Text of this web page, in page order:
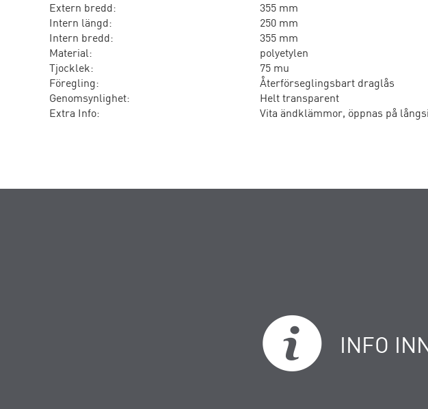
Extern bredd:
355 mm
Intern längd:
250 mm
Intern bredd:
355 mm
Material:
polyetylen
Tjocklek:
75 mu
Föregling:
Återförseglingsbart draglås
Genomsynlighet:
Helt transparent
Extra Info:
Vita ändklämmor, öppnas på
INFO